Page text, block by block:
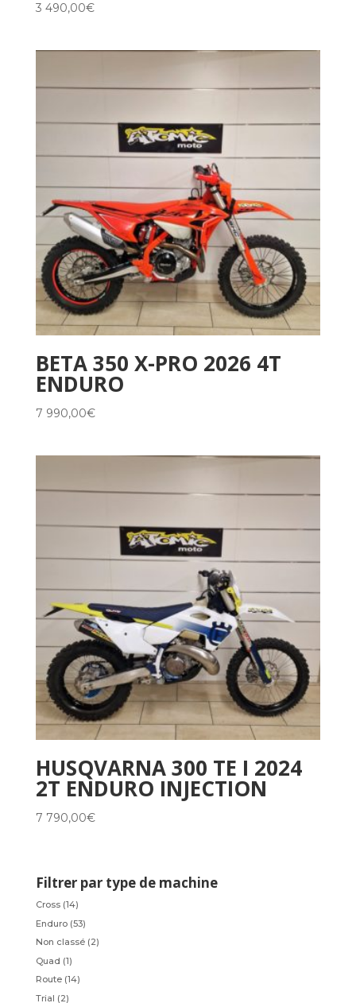
3 490,00€
BETA 350 X-PRO 2026 4T
ENDURO
7 990,00€
HUSQVARNA 300 TE I 2024
2T ENDURO INJECTION
7 790,00€
Filtrer par type de machine
Cross (14)
Enduro (53)
Non classé (2)
Quad (1)
Route (14)
Trial (2)